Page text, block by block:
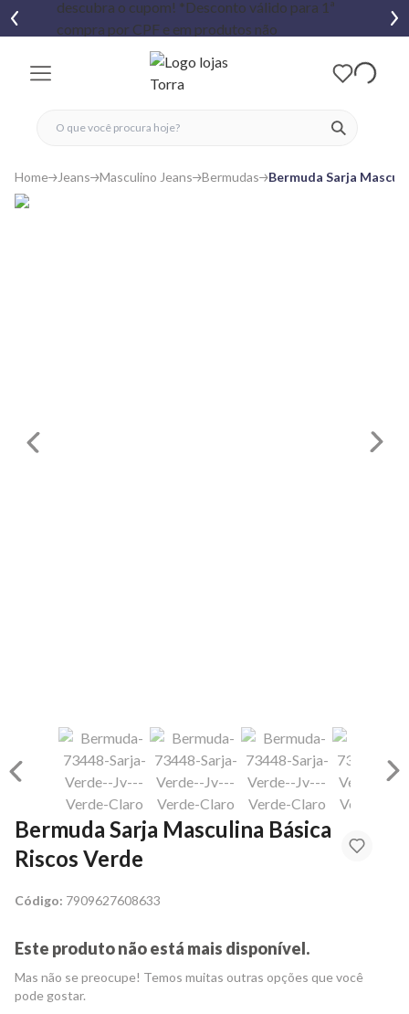
ver
fechar menu
fechar menu
favoritos
Home Jeans Masculino Jeans Bermudas Bermuda Sarja
Bermuda Sarja Masculina Básica
Riscos Verde
Código: 7909627608633
Este produto não está mais disponível.
Mas não se preocupe! Temos muitas outras opções que você
pode gostar.